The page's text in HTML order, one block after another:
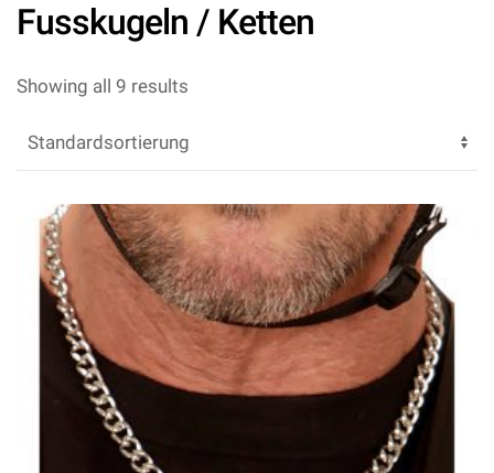
Fusskugeln / Ketten
Showing all 9 results